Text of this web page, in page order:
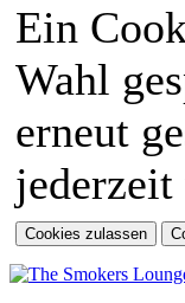
Ein
Wahl
erneut